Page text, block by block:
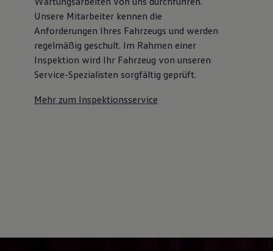
Unsere Mitarbeiter kennen die
Anforderungen Ihres Fahrzeugs und werden
regelmäßig geschult. Im Rahmen einer
Inspektion wird Ihr Fahrzeug von unseren
Service-Spezialisten sorgfältig geprüft.
Mehr zum Inspektionsservice